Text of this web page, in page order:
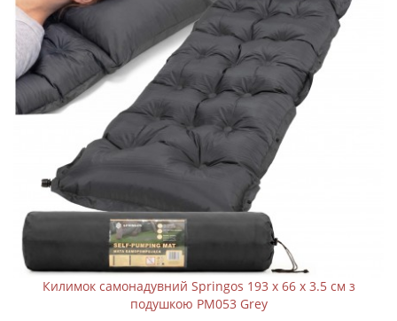
Килимок самонадувний Springos 193 x 66 x 3.5 см з
подушкою PM053 Grey